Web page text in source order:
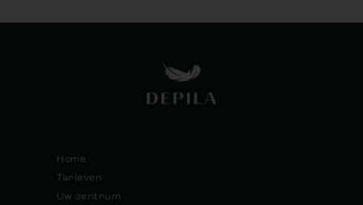
Home
Tarieven
Uw centrum